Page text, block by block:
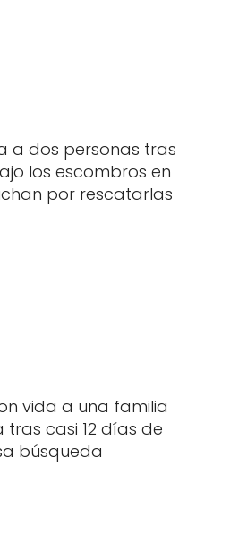
a dos personas tras
los escombros en
por rescatarlas
vida a una familia
tras casi 12 días de
búsqueda